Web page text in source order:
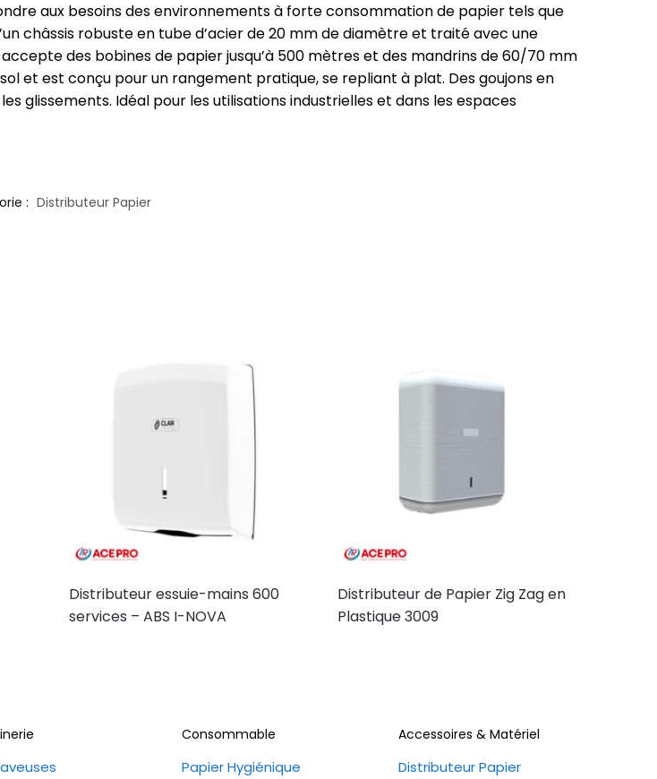
aux besoins des environnements à forte consommation de papier tels que
châssis robuste en tube d’acier de 20 mm de diamètre et traité avec une
des bobines de papier jusqu’à 500 mètres et des mandrins de 60/70 mm
et est conçu pour un rangement pratique, se repliant à plat. Des goujons en
glissements. Idéal pour les utilisations industrielles et dans les espaces
: Distributeur Papier
Distributeur essuie-mains 600
services – ABS I-NOVA
Distributeur de Papier Zig Zag en
Plastique 3009
Consommable
Papier Hygiénique
Accessoires & Matériel
Distributeur Papier